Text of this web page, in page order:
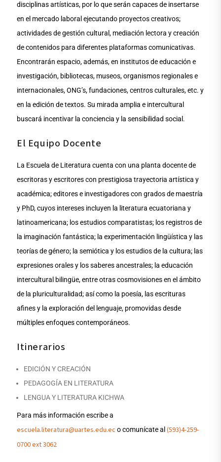
disciplinas artísticas, por lo que serán capaces de insertarse
en el mercado laboral ejecutando proyectos creativos;
actividades de gestión cultural, mediación lectora y creación
de contenidos para diferentes plataformas comunicativas.
Encontrarán espacio, además, en institutos de educación e
investigación, bibliotecas, museos, organismos regionales e
internacionales, ONG’s, fundaciones, centros culturales, etc. y
en la edición de textos. Su mirada amplia e intercultural
buscará incentivar la conciencia y la sensibilidad social.
El Equipo Docente
La Escuela de Literatura cuenta con una planta docente de
escritoras y escritores con prestigiosa trayectoria artística y
académica; editores e investigadores con grados de maestría
y PhD, cuyos intereses incluyen la literatura ecuatoriana y
latinoamericana; los estudios comparatistas; los registros de
la imaginación fantástica; la experimentación lingüística y las
teorías de género; la semiótica y los estudios de la cultura; las
expresiones orales y los saberes ancestrales; la educación
intercultural bilingüe, entre otras cosmovisiones en el ámbito
de la pluriculturalidad; así como la poesía, las escrituras
afines y la exploración del lenguaje, promovidas desde
múltiples enfoques contemporáneos.
Itinerarios
EDICIÓN Y CREACIÓN
PEDAGOGÍA EN LITERATURA
LENGUA Y LITERATURA KICHWA
Para más información escribe a
escuela.literatura@uartes.edu.ec o comunícate al(593)4-259-
0700 ext 3062